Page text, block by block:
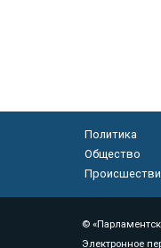
Политика
Общество
©
Электронное